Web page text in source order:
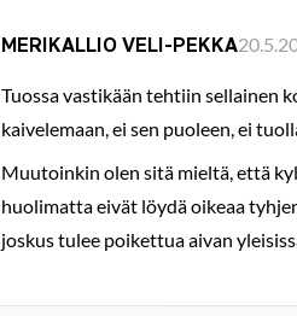
MERIKALLIO VELI-PEKKA
Tuossa vastikään tehtiin sellainen
kaivelemaan, ei sen puoleen, ei
Muutoinkin olen sitä mieltä, että
huolimatta eivät löydä oikeaa
joskus tulee poikettua aivan